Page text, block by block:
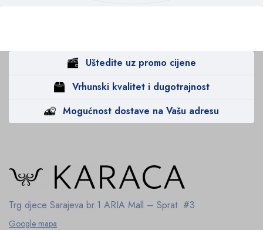
Uštedite uz promo cijene
Vrhunski kvalitet i dugotrajnost
Mogućnost dostave na Vašu adresu
Trg djece Sarajeva br.1 ARIA Mall – Sprat #3
Google mapa